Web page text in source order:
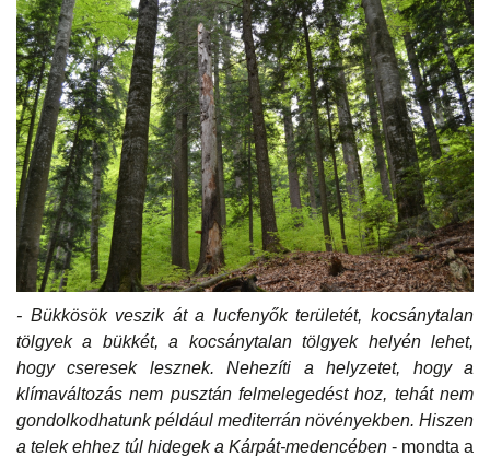
- Bükkösök veszik át a lucfenyők területét, kocsánytalan
tölgyek a bükkét, a kocsánytalan tölgyek helyén lehet,
hogy cseresek lesznek. Nehezíti a helyzetet, hogy a
klímaváltozás nem pusztán felmelegedést hoz, tehát nem
gondolkodhatunk például mediterrán növényekben. Hiszen
a telek ehhez túl hidegek a Kárpát-medencében - mondta a